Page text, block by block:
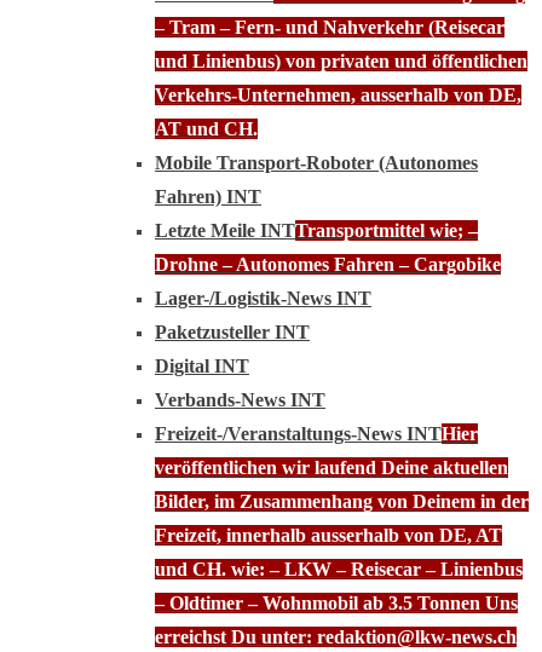
– Tram – Fern- und Nahverkehr (Reisecar
und Linienbus) von privaten und öffentlichen
Verkehrs-Unternehmen, ausserhalb von DE,
AT und CH.
Mobile Transport-Roboter (Autonomes
Fahren) INT
Letzte Meile INTTransportmittel wie; –
Drohne – Autonomes Fahren – Cargobike
Lager-/Logistik-News INT
Paketzusteller INT
Digital INT
Verbands-News INT
Freizeit-/Veranstaltungs-News INTHier
veröffentlichen wir laufend Deine aktuellen
Bilder, im Zusammenhang von Deinem in der
Freizeit, innerhalb ausserhalb von DE, AT
und CH. wie: – LKW – Reisecar – Linienbus
– Oldtimer – Wohnmobil ab 3.5 Tonnen Uns
erreichst Du unter: redaktion@lkw-news.ch